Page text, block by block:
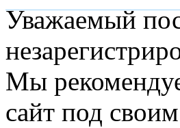
Уважаемый
Мы
сайт под